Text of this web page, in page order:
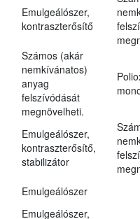
Emulgeálószer,
kontraszterősítő
Számos (akár
nemkívánatos)
anyag
felszívódását
megnövelheti.
Emulgeálószer,
kontraszterősítő,
stabilizátor
Emulgeálószer
Emulgeálószer,